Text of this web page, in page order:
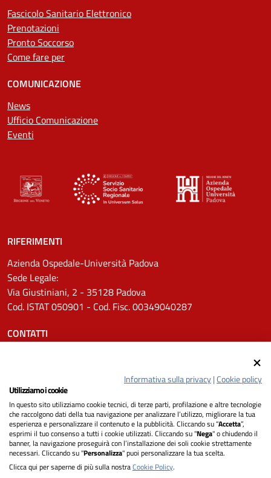
Fascicolo Sanitario Elettronico
Prenotazioni
Pronto Soccorso
Come fare per
COMUNICAZIONE
News
Ufficio Comunicazione
Eventi
RIFERIMENTI
Azienda Ospedale-Università Padova
Sede Legale:
Via Giustiniani, 2 - 35128 Padova
Cod. ISTAT 050901 - Cod. Fisc. 00349040287
CONTATTI
Pec: protocollo.aopd@pecveneto.it
SEGUICI SU
Privacy
Informativa sulla privacy|Cookie policy
Utilizziamo i cookie
In questo sito utilizziamo cookie tecnici, di terze parti, profilazione e altre tecnologie
che raccolgono dati della tua navigazione per analizzare l’utilizzo, migliorare la tua
esperienza e personalizzare il contenuto e la pubblicità. Cliccando su “Accetta”,
esprimi il tuo consenso a tutti i cookie utilizzati. Cliccando su "Nega" o chiudendo il
banner, la navigazione proseguirà con l’installazione dei soli cookie strettamente
necessari. Cliccando su "Personalizza" puoi personalizzare la tua scelta.
Clicca qui per saperne di più sulla nostraCookie Policy.